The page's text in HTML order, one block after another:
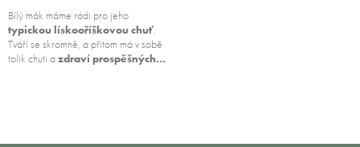
Bílý mák máme rádi pro jeho
typickou lískooříškovou chuť.
Tváří se skromně, a přitom má v sobě
tolik chuti azdraví prospěšných…